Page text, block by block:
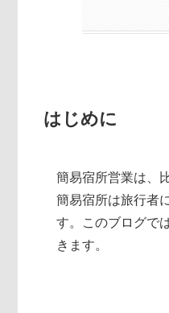
はじめに
簡易宿所営業は、
簡易宿所は旅行者
す。このブログで
きます。